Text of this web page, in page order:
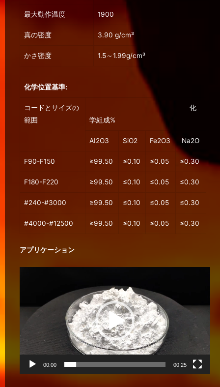
最大動作温度 1900
真の密度 3.90 g/cm³
かさ密度 1.5～1.99g/cm³
化学位置基準:
コードとサイズの
範囲
化
学組成%
AI2O3 SiO2 Fe2O3 Na2O
F90-F150 ≥99.50 ≤0.10 ≤0.05 ≤0.30
F180-F220 ≥99.50 ≤0.10 ≤0.05 ≤0.30
#240-#3000 ≥99.50 ≤0.10 ≤0.05 ≤0.30
#4000-#12500 ≥99.50 ≤0.10 ≤0.05 ≤0.30
アプリケーション
レ
ヤ
ー
00:00 00:25